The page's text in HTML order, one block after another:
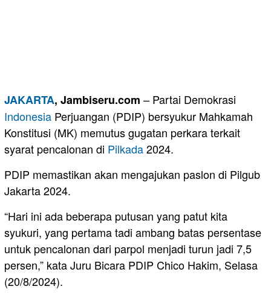
JAKARTA, Jambiseru.com – Partai Demokrasi
Indonesia Perjuangan (PDIP) bersyukur Mahkamah
Konstitusi (MK) memutus gugatan perkara terkait
syarat pencalonan di Pilkada2024.
PDIP memastikan akan mengajukan paslon di Pilgub
Jakarta 2024.
“Hari ini ada beberapa putusan yang patut kita
syukuri, yang pertama tadi ambang batas persentase
untuk pencalonan dari parpol menjadi turun jadi 7,5
persen,” kata Juru Bicara PDIP Chico Hakim, Selasa
(20/8/2024).